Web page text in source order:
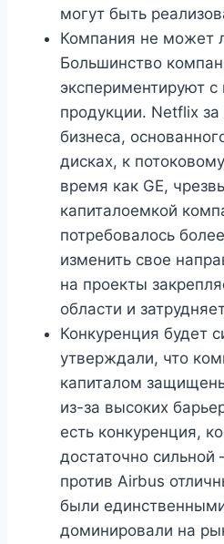
могут быть
Компания не может
Большинство
экспериментируют
продукции. Netflix
бизнеса,
дисках, к
время как GE,
капиталоемкой
потребовалось
изменить свое
на проекты
области и
Конкуренция будет
утверждали, что
капиталом
из-за высоких
есть конкуренция,
достаточно
против Airbus
были
доминировали на